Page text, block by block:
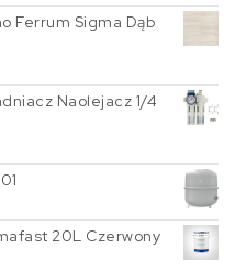
Ferrum Sigma Dąb
Naolejacz 1/4
20L Czerwony